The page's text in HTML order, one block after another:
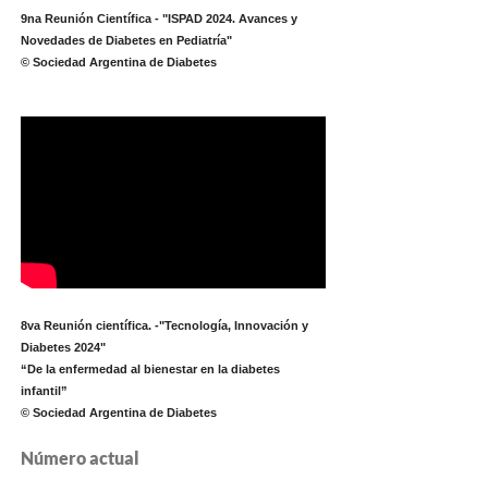
9na Reunión Científica - "ISPAD 2024. Avances y
Novedades de Diabetes en Pediatría"
© Sociedad Argentina de Diabetes
8va Reunión científica. -"Tecnología, Innovación y
Diabetes 2024"
“De la enfermedad al bienestar en la diabetes
infantil”
© Sociedad Argentina de Diabetes
Número actual